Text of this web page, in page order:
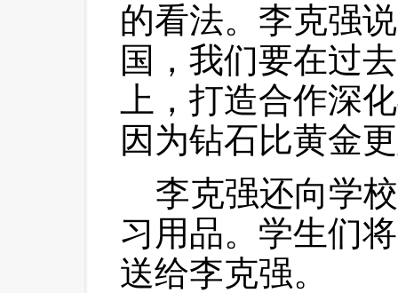
的看法。李克强
国，我们要在过
上，打造合作深
因为钻石比黄金
李克强还向学
习用品。学生们
送给李克强。